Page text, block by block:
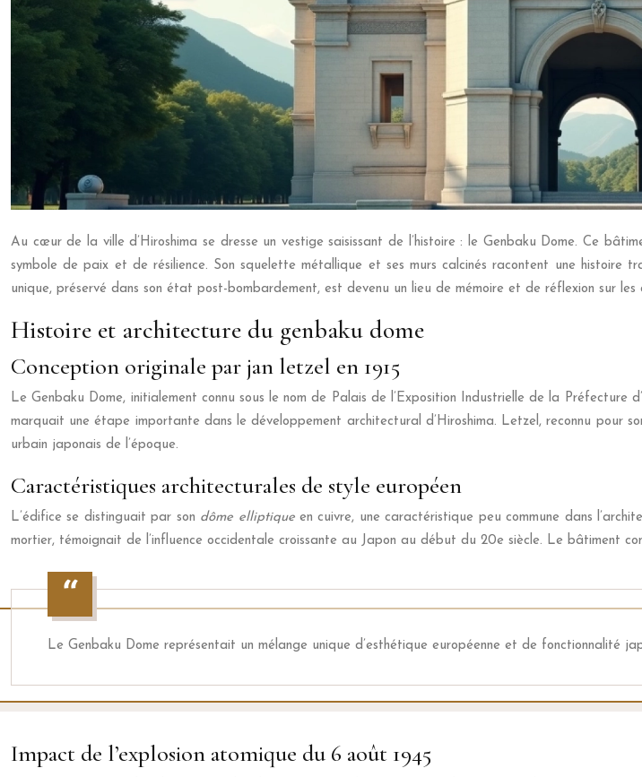
Au cœur de la ville d’Hiroshima se dresse un vestige saisissant de l’histoire : le Genbaku Dome. Ce
symbole de paix et de résilience. Son squelette métallique et ses murs calcinés racontent une histoire
unique, préservé dans son état post-bombardement, est devenu un lieu de mémoire et de réflexion sur
Histoire et architecture du genbaku dome
Conception originale par jan letzel en 1915
Le Genbaku Dome, initialement connu sous le nom de Palais de l’Exposition Industrielle de la Préfecture
marquait une étape importante dans le développement architectural d’Hiroshima. Letzel, reconnu
urbain japonais de l’époque.
Caractéristiques architecturales de style européen
L’édifice se distinguait par son dôme elliptiqueen cuivre, une caractéristique peu commune dans
mortier, témoignait de l’influence occidentale croissante au Japon au début du 20e siècle. Le bâtiment
Le Genbaku Dome représentait un mélange unique d’esthétique européenne et de fonctionnalité
Impact de l’explosion atomique du 6 août 1945